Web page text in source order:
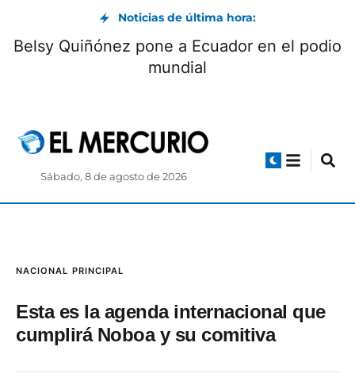
Noticias de última hora:
Belsy Quiñónez pone a Ecuador en el podio
mundial
Sábado, 8 de agosto de 2026
NACIONAL PRINCIPAL
Esta es la agenda internacional que
cumplirá Noboa y su comitiva